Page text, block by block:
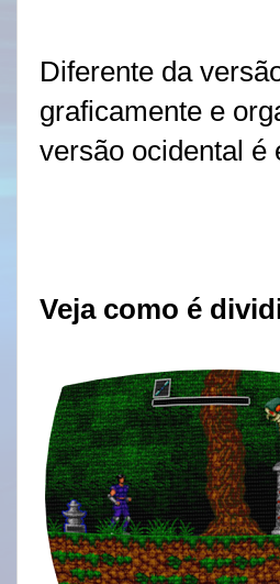
Diferente da
graficamente e
versão ocidental é
Veja como é